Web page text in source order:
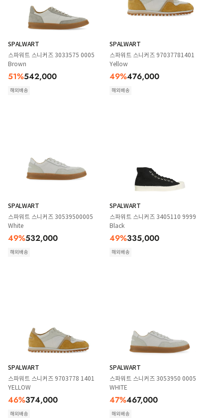
SPALWART
스파워트 스니커즈 3033575 0005
Brown
51%542,000
해외배송
SPALWART
스파워트 스니커즈 97037781401
Yellow
49%476,000
해외배송
SPALWART
스파워트 스니커즈 30539500005
White
49%532,000
해외배송
SPALWART
스파워트 스니커즈 3405110 9999
Black
49%335,000
해외배송
SPALWART
스파워트 스니커즈 9703778 1401
YELLOW
46%374,000
해외배송
SPALWART
스파워트 스니커즈 3053950 0005
WHITE
47%467,000
해외배송